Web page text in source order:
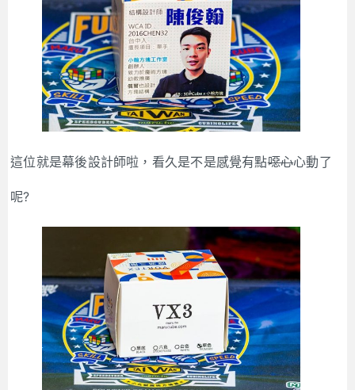
這位就是幕後設計師啦，看久是不是感覺有點噁心心動了
呢?